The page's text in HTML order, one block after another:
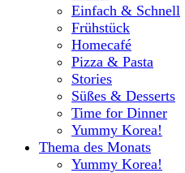
Einfach & Schnell
Frühstück
Homecafé
Pizza & Pasta
Stories
Süßes & Desserts
Time for Dinner
Yummy Korea!
Thema des Monats
Yummy Korea!